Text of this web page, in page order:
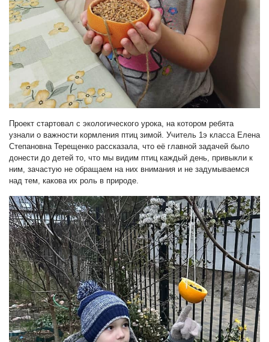
Проект стартовал с экологического урока, на котором ребята
узнали о важности кормления птиц зимой. Учитель 1э класса Елена
Степановна Терещенко рассказала, что её главной задачей было
донести до детей то, что мы видим птиц каждый день, привыкли к
ним, зачастую не обращаем на них внимания и не задумываемся
над тем, какова их роль в природе.